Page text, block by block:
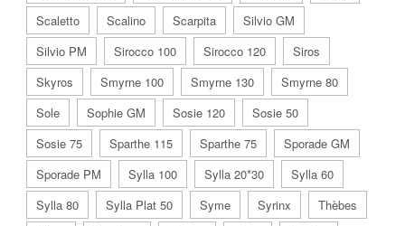
Scaletto
Scalino Scarpita
Silvio GM
Silvio PM
Sirocco 100 Sirocco 120
Siros
Skyros
Smyrne 100 Smyrne 130
Smyrne 80
Sole
Sophie GM Sosie 120
Sosie 50
Sosie 75
Sparthe 115 Sparthe 75
Sporade GM
Sporade PM
Sylla 100 Sylla 20*30
Sylla 60
Sylla 80
Sylla Plat 50 Syme Syrinx
Thèbes